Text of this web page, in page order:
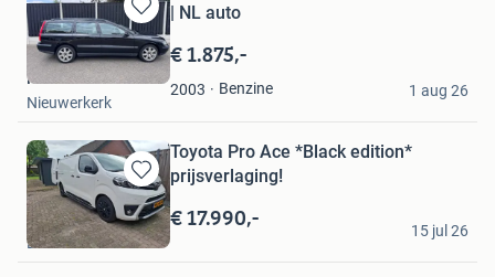
Bewaren
in
Mijn
Favorieten
| NL auto
€ 1.875,-
2003 Benzine
Robin
Nieuwerkerk
1 aug 26
Bewaren
in
Mijn
Favorieten
Toyota Pro Ace *Black edition*
prijsverlaging!
€ 17.990,-
marieke
Elim
15 jul 26